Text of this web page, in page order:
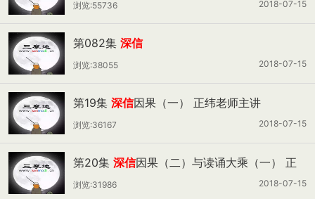
2018-07-15
浏览:55736
第082集 深信
2018-07-15
浏览:38055
第19集 深信因果（一） 正纬老师主讲
2018-07-15
浏览:36167
第20集 深信因果（二）与读诵大乘（一） 正
纬老师主讲
2018-07-15
浏览:31986